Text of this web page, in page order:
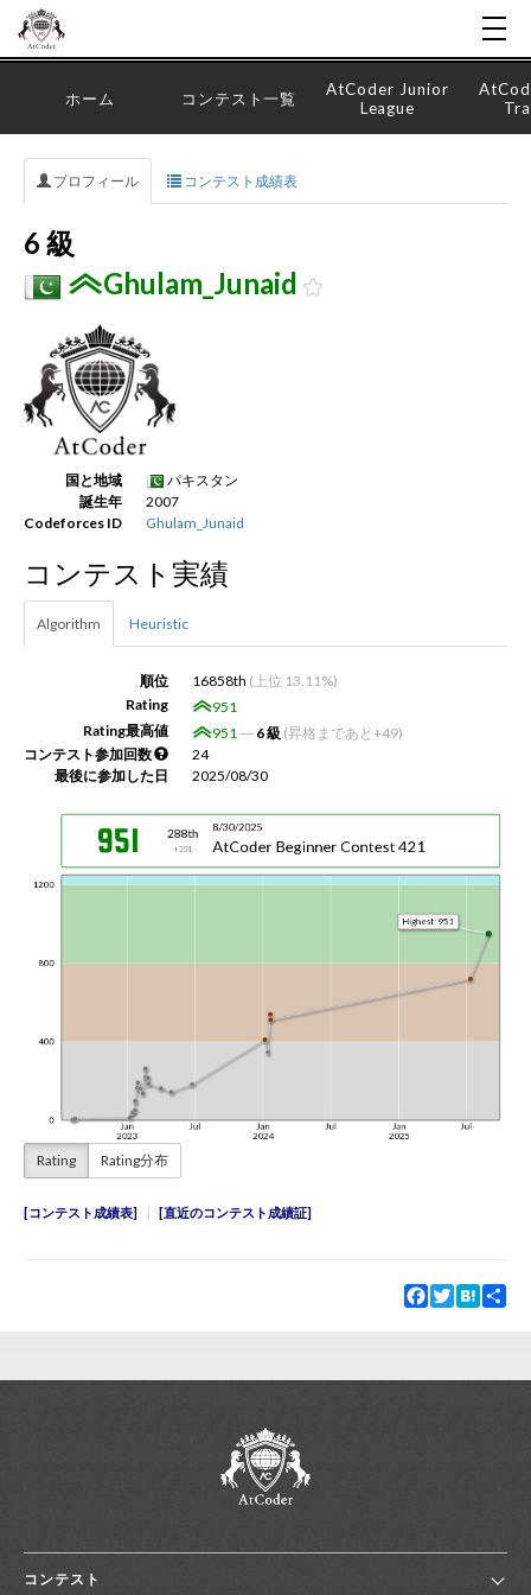
新規登録
ホーム コンテスト一覧
AtCoder Junior
League
プロフィール コンテスト成績表
6 級
Ghulam_Junaid
国と地域
パキスタン
誕生年
2007
Codeforces ID
Ghulam_Junaid
コンテスト実績
Algorithm Heuristic
順位 16858th (上位 13.11%)
Rating
951
Rating最高値
951 ― 6 級 (昇格まであと+49)
コンテスト参加回数
24
最後に参加した日
2025/08/30
Rating Rating分布
コンテスト成績表 直近のコンテスト成績証
Facebook
TwitterHatena
コンテスト